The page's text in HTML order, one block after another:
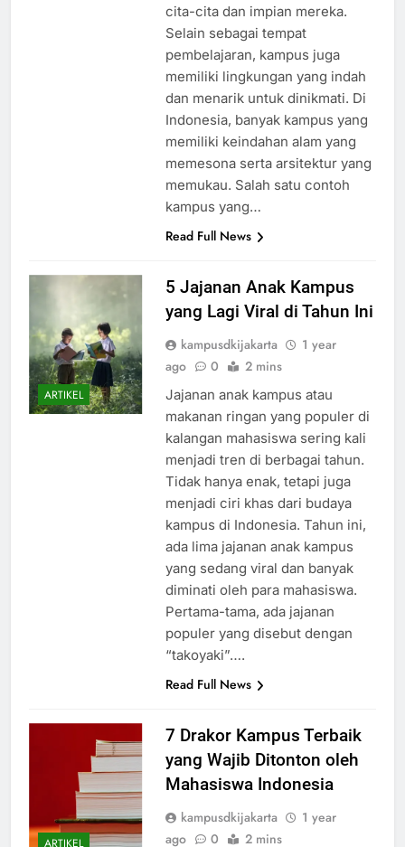
dan berkumpul untuk mengejar
cita-cita dan impian mereka.
Selain sebagai tempat
pembelajaran, kampus juga
memiliki lingkungan yang indah
dan menarik untuk dinikmati. Di
Indonesia, banyak kampus yang
memiliki keindahan alam yang
memesona serta arsitektur yang
memukau. Salah satu contoh
ARTIKEL
5 Jajanan Anak Kampus
yang Lagi Viral di Tahun Ini
kampusdkijakarta
Jajanan anak kampus atau
makanan ringan yang populer di
kalangan mahasiswa sering kali
menjadi tren di berbagai tahun.
Tidak hanya enak, tetapi juga
menjadi ciri khas dari budaya
kampus di Indonesia. Tahun ini,
ada lima jajanan anak kampus
yang sedang viral dan banyak
diminati oleh para mahasiswa.
Pertama-tama, ada jajanan
populer yang disebut dengan
7 Drakor Kampus Terbaik
yang Wajib Ditonton oleh
kampusdkijakarta